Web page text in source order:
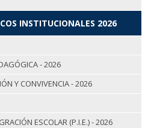
INSTITUCIONALES 2026
- 2026
Y CONVIVENCIA - 2026
ESCOLAR (P.I.E.) - 2026